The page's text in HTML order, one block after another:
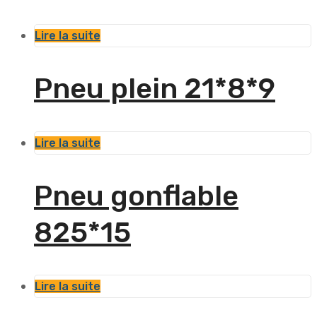
Lire la suite
Pneu plein 21*8*9
Lire la suite
Pneu gonflable
825*15
Lire la suite